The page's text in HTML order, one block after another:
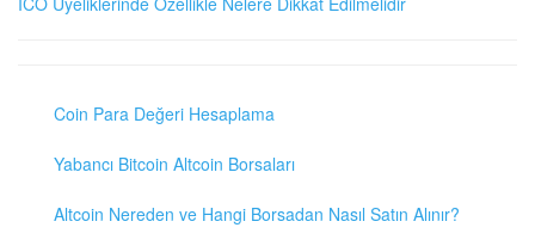
Coin Para Değeri Hesaplama
Yabancı Bitcoin Altcoin Borsaları
Altcoin Nereden ve Hangi Borsadan Nasıl Satın Alınır?